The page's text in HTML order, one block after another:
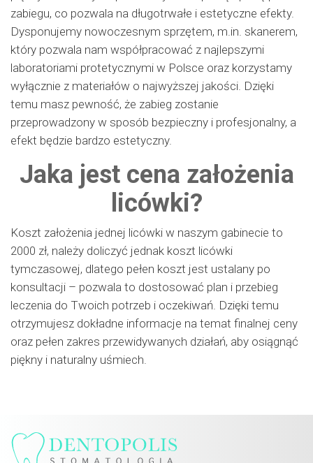
zabiegu, co pozwala na długotrwałe i estetyczne efekty.
Dysponujemy nowoczesnym sprzętem, m.in. skanerem,
który pozwala nam współpracować z najlepszymi
laboratoriami protetycznymi w Polsce oraz korzystamy
wyłącznie z materiałów o najwyższej jakości. Dzięki
temu masz pewność, że zabieg zostanie
przeprowadzony w sposób bezpieczny i profesjonalny, a
efekt będzie bardzo estetyczny.
Jaka jest cena założenia
licówki?
Koszt założenia jednej licówki w naszym gabinecie to
2000 zł, należy doliczyć jednak koszt licówki
tymczasowej, dlatego pełen koszt jest ustalany po
konsultacji – pozwala to dostosować plan i przebieg
leczenia do Twoich potrzeb i oczekiwań. Dzięki temu
otrzymujesz dokładne informacje na temat finalnej ceny
oraz pełen zakres przewidywanych działań, aby osiągnąć
piękny i naturalny uśmiech.